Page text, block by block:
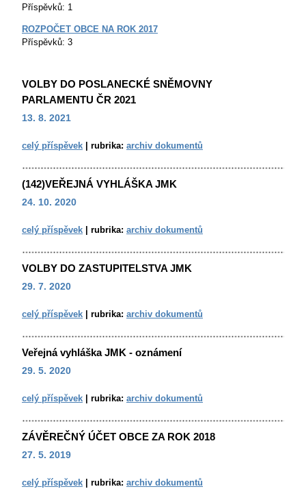
Příspěvků: 1
ROZPOČET OBCE NA ROK 2017
Příspěvků: 3
VOLBY DO POSLANECKÉ SNĚMOVNY
PARLAMENTU ČR 2021
13. 8. 2021
celý příspěvek rubrika: archiv dokumentů
(142)VEŘEJNÁ VYHLÁŠKA JMK
24. 10. 2020
celý příspěvek rubrika: archiv dokumentů
VOLBY DO ZASTUPITELSTVA JMK
29. 7. 2020
celý příspěvek rubrika: archiv dokumentů
Veřejná vyhláška JMK - oznámení
29. 5. 2020
celý příspěvek rubrika: archiv dokumentů
ZÁVĚREČNÝ ÚČET OBCE ZA ROK 2018
27. 5. 2019
celý příspěvek rubrika: archiv dokumentů